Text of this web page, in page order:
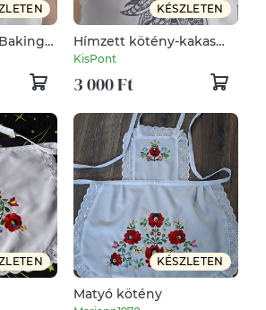
KÉSZLETEN
Hímzett kötény-kakas
/fehér
KisPont
3 000 Ft
KÉSZLETEN
Matyó kötény